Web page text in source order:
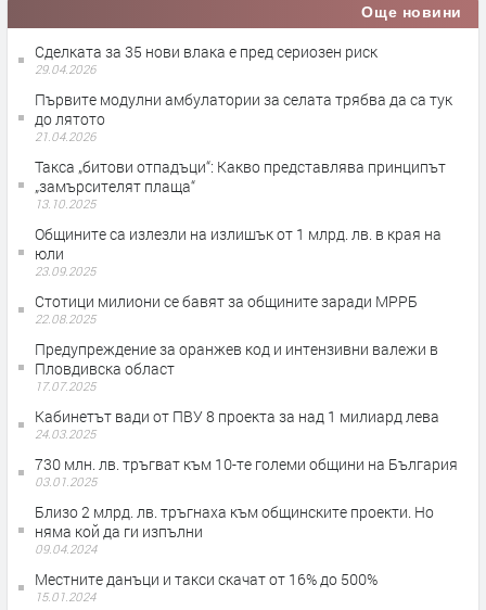
Още новини
Сделката за 35 нови влака е пред сериозен риск
29.04.2026
Първите модулни амбулатории за селата трябва да са тук
до лятото
21.04.2026
Такса „битови отпадъци“: Какво представлява принципът
„замърсителят плаща“
13.10.2025
Общините са излезли на излишък от 1 млрд. лв. в края на
юли
23.09.2025
Стотици милиони се бавят за общините заради МРРБ
22.08.2025
Предупреждение за оранжев код и интензивни валежи в
Пловдивска област
17.07.2025
Кабинетът вади от ПВУ 8 проекта за над 1 милиард лева
24.03.2025
730 млн. лв. тръгват към 10-те големи общини на България
03.01.2025
Близо 2 млрд. лв. тръгнаха към общинските проекти. Но
няма кой да ги изпълни
09.04.2024
Местните данъци и такси скачат от 16% до 500%
15.01.2024